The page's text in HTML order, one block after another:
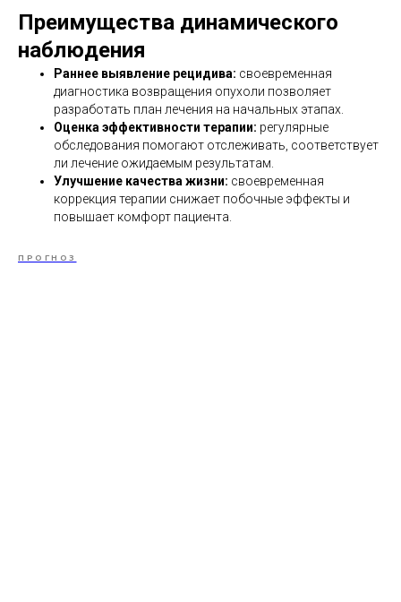
Преимущества динамического
наблюдения
Раннее выявление рецидива: своевременная
диагностика возвращения опухоли позволяет
разработать план лечения на начальных этапах.
Оценка эффективности терапии: регулярные
обследования помогают отслеживать, соответствует
ли лечение ожидаемым результатам.
Улучшение качества жизни: своевременная
коррекция терапии снижает побочные эффекты и
повышает комфорт пациента.
ПРОГНОЗ